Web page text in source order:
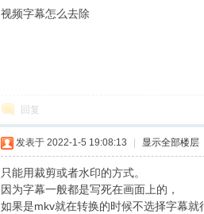
视频字幕怎么去除
回复
发表于 2022-1-5 19:08:13 显示全部楼层
只能用裁剪或者水印的方式。
因为字幕一般都是写死在画面上的，
如果是mkv就在转换的时候不选择字幕就